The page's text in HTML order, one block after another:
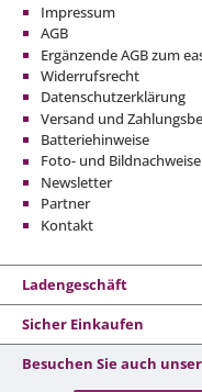
Impressum
AGB
Ergänzende AGB zum
Widerrufsrecht
Datenschutzerklärung
Versand und
Batteriehinweise
Foto- und Bildnachweise
Newsletter
Partner
Kontakt
Ladengeschäft
Sicher Einkaufen
Besuchen Sie auch